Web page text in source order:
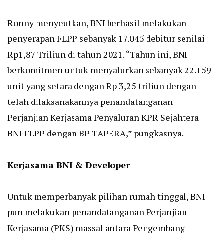
Ronny menyeutkan, BNI berhasil melakukan
penyerapan FLPP sebanyak 17.045 debitur senilai
Rp1,87 Triliun di tahun 2021. “Tahun ini, BNI
berkomitmen untuk menyalurkan sebanyak 22.159
unit yang setara dengan Rp 3,25 triliun dengan
telah dilaksanakannya penandatanganan
Perjanjian Kerjasama Penyaluran KPR Sejahtera
BNI FLPP dengan BP TAPERA,” pungkasnya.
Kerjasama BNI & Developer
Untuk memperbanyak pilihan rumah tinggal, BNI
pun melakukan penandatanganan Perjanjian
Kerjasama (PKS) massal antara Pengembang